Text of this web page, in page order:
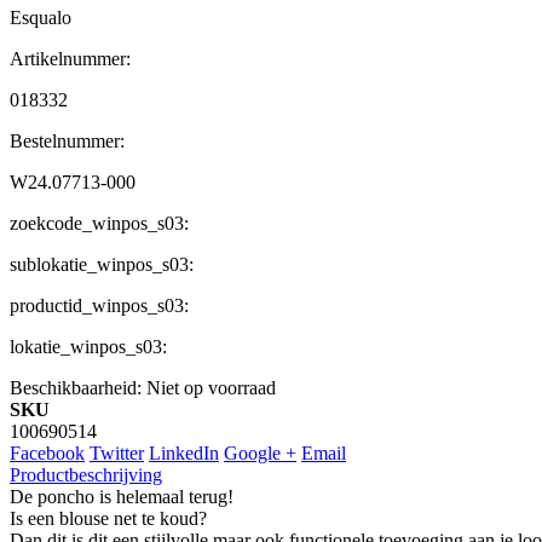
Esqualo
Artikelnummer:
018332
Bestelnummer:
W24.07713-000
zoekcode_winpos_s03:
sublokatie_winpos_s03:
productid_winpos_s03:
lokatie_winpos_s03:
Beschikbaarheid: Niet op voorraad
SKU
100690514
Facebook Twitter LinkedIn Google + Email
Productbeschrijving
De poncho is helemaal terug!
Is een blouse net te koud?